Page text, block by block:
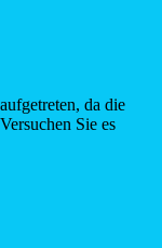
da die
Sie es